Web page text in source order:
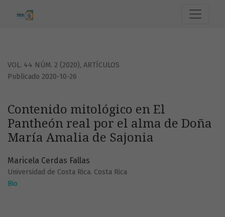
VOL. 44 NÚM. 2 (2020), ARTÍCULOS
Contenido mitológico en El
Pantheón real por el alma de Doña
María Amalia de Sajonia
Publicado 2020-10-26
Maricela Cerdas Fallas
Universidad de Costa Rica. Costa Rica
Bio